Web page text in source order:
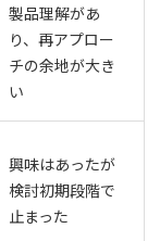
製品理解があ
り、再アプロー
チの余地が大き
い
興味はあったが
検討初期段階で
止まった